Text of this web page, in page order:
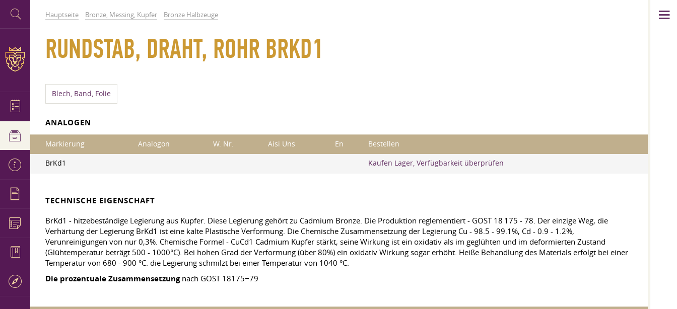
Hauptseite Bronze, Messing, Kupfer Bronze Halbzeuge
RUNDSTAB, DRAHT, ROHR BRKD1
Blech, Band, Folie
ANALOGEN
Markierung Analogon W. Nr. Aisi Uns En Bestellen
BrKd1 Kaufen Lager, Verfügbarkeit überprüfen
TECHNISCHE EIGENSCHAFT
BrKd1 - hitzebeständige Legierung aus Kupfer. Diese Legierung gehört zu Cadmium Bronze. Die Produktion reglementiert - GOST 18 175 - 78. Der einzige Weg, die
Verhärtung der Legierung BrKd1 ist eine kalte Plastische Verformung. Die Chemische Zusammensetzung der Legierung Cu - 98.5 - 99.1%, Cd - 0.9 - 1.2%,
Verunreinigungen von nur 0,3%. Chemische Formel - CuCd1 Cadmium Kupfer stärkt, seine Wirkung ist ein oxidativ als im geglühten und im deformierten Zustand
(Glühtemperatur beträgt 500 - 1000°C). Bei hohen Grad der Verformung (über 80%) ein oxidativ Wirkung sogar erhöht. Heiße Behandlung des Materials erfolgt bei einer
Temperatur von 680 - 900 °C. die Legierung schmilzt bei einer Temperatur von 1040 °C.
Die prozentuale Zusammensetzungnach GOST 18175−79